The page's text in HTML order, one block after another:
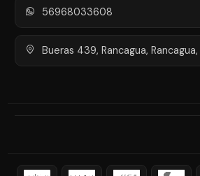
56968033608
Bueras 439, Rancagua,